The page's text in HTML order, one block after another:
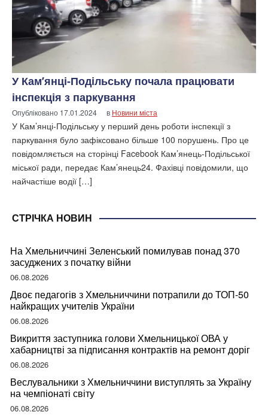
У Кам’янці-Подільську почала працювати
інспекція з паркування
Опубліковано 17.01.2024 в Новини міста
У Кам’янці-Подільську у перший день роботи інспекції з
паркування було зафіксовано більше 100 порушень. Про це
повідомляється на сторінці Facebook Кам’янець-Подільської
міської ради, передає Кам’янець24. Фахівці повідомили, що
найчастіше водії […]
СТРІЧКА НОВИН
На Хмельниччині Зеленський помилував понад 370
засуджених з початку війни
06.08.2026
Двоє педагогів з Хмельниччини потрапили до ТОП-50
найкращих учителів України
06.08.2026
Викриття заступника голови Хмельницької ОВА у
хабарництві за підписання контрактів на ремонт доріг
06.08.2026
Веслувальники з Хмельниччини виступлять за Україну
на чемпіонаті світу
06.08.2026